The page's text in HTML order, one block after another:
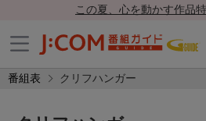
この夏、心を動かす作品
番組表 クリフハンガー